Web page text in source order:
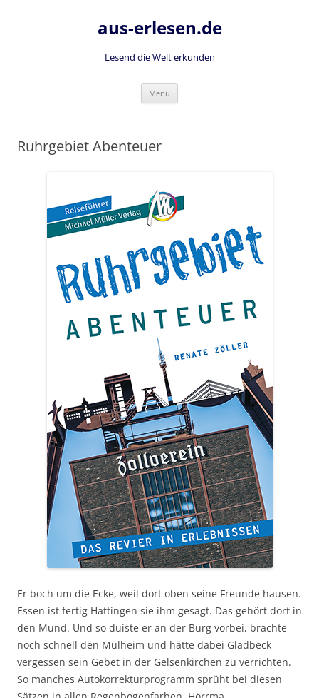
aus-erlesen.de
Lesend die Welt erkunden
Menü
Ruhrgebiet Abenteuer
Er boch um die Ecke, weil dort oben seine Freunde hausen.
Essen ist fertig Hattingen sie ihm gesagt. Das gehört dort in
den Mund. Und so duiste er an der Burg vorbei, brachte
noch schnell den Mülheim und hätte dabei Gladbeck
vergessen sein Gebet in der Gelsenkirchen zu verrichten.
So manches Autokorrekturprogramm sprüht bei diesen